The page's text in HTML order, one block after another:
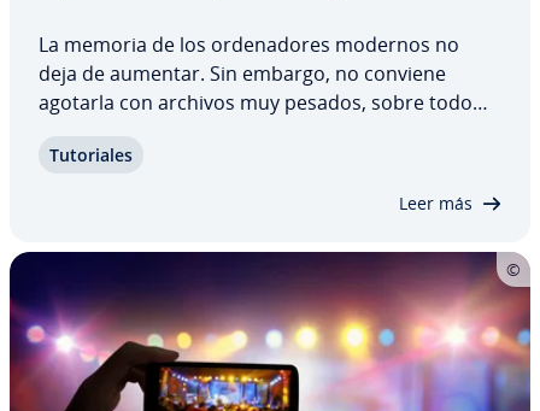
La memoria de los or­de­na­do­res modernos no
deja de aumentar. Sin embargo, no conviene
agotarla con archivos muy pesados, sobre todo
datos co­m­pri­mi­dos se cargan más rápido, lo que
Tu­to­ria­les
Leer más